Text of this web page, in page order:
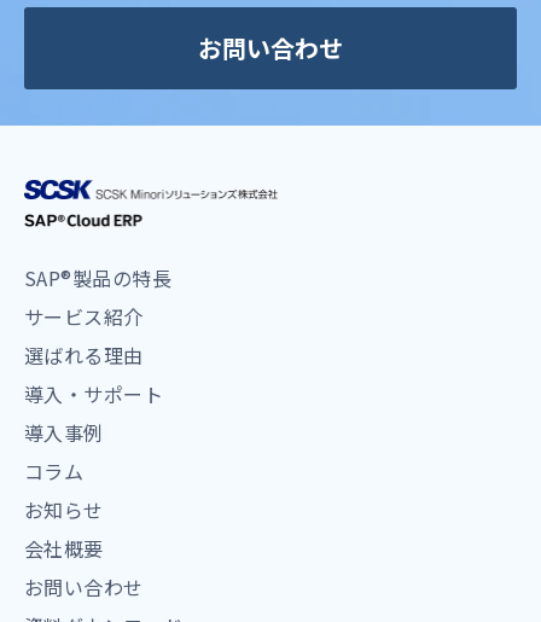
お問い合わせ
SAP®製品の特長
サービス紹介
選ばれる理由
導入・サポート
導入事例
コラム
お知らせ
会社概要
お問い合わせ